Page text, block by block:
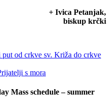
+ Ivica Petanjak,
biskup krčki
od crkve sv. Križa do crkve
s mora
Mass schedule – summer